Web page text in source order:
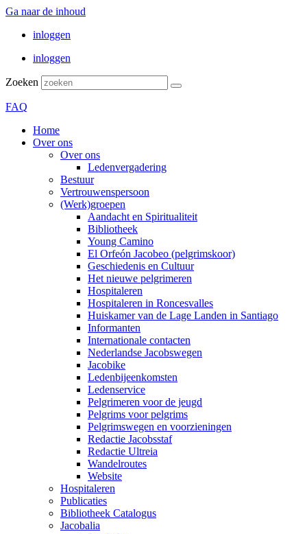
Ga naar de inhoud
inloggen
inloggen
Zoeken
FAQ
Home
Over ons
Over ons
Ledenvergadering
Bestuur
Vertrouwenspersoon
(Werk)groepen
Aandacht en Spiritualiteit
Bibliotheek
Young Camino
El Orfeón Jacobeo (pelgrimskoor)
Geschiedenis en Cultuur
Het nieuwe pelgrimeren
Hospitaleren
Hospitaleren in Roncesvalles
Huiskamer van de Lage Landen in Santiago
Informanten
Internationale contacten
Nederlandse Jacobswegen
Jacobike
Ledenbijeenkomsten
Ledenservice
Pelgrimeren voor de jeugd
Pelgrims voor pelgrims
Pelgrimswegen en voorzieningen
Redactie Jacobsstaf
Redactie Ultreia
Wandelroutes
Website
Hospitaleren
Publicaties
Bibliotheek Catalogus
Jacobalia